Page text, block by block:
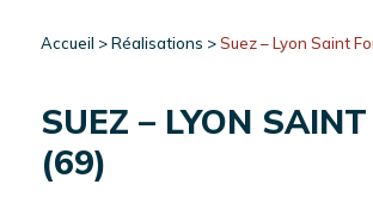
ACTUALITÉS
Accueil >Réalisations >Suez – Lyon Saint
SUEZ – LYON
(69)